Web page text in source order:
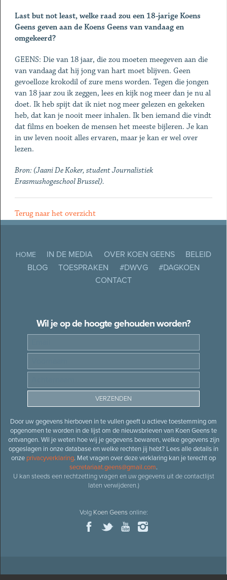
Last but not least, welke raad zou een 18-jarige Koens
Geens ge­ven aan de Koens Geens van vandaag en
omgekeerd?
GEENS: Die van 18 jaar, die zou moeten meegeven aan die
van vandaag dat hij jong van hart moet blijven. Geen
gevoelloze kro­kodil of zure mens worden. Tegen die jongen
van 18 jaar zou ik zeggen, lees en kijk nog meer dan je nu al
doet. Ik heb spijt dat ik niet nog meer gelezen en gekeken
heb, dat kan je nooit meer inhalen. Ik ben iemand die vindt
dat films en boeken de mensen het meeste bijleren. Je kan
in uw leven nooit alles ervaren, maar je kan er wel over
lezen.
Bron: (Jaani De Koker, student Journalistiek
Erasmushogeschool Brussel).
Terug naar het overzicht
HOME IN DE MEDIA OVER KOEN GEENS
BELEID
BLOG
TOESPRAKEN #DWVG
#DAGKOEN
CONTACT
Wil je op de hoogte gehouden worden?
Door uw gegevens hierboven in te vullen geeft u actieve toestemming om
opgenomen te worden in de lijst om de nieuwsbrieven van Koen Geens te
ontvangen. Wil je weten hoe wij je gegevens bewaren, welke gegevens zijn
opgeslagen in onze database en welke rechten jij hebt? Lees alle details in
onze privacyverklaring. Met vragen over deze verklaring kan je terecht op
secretariaat.geens@gmail.com.
U kan steeds een rechtzetting vragen en uw gegevens uit de contactlijst
laten verwijderen.)
Volg Koen Geensonline: